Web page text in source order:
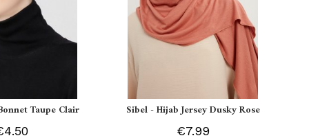
Taupe Clair Sibel - Hijab Jersey Dusky Rose
€7.99